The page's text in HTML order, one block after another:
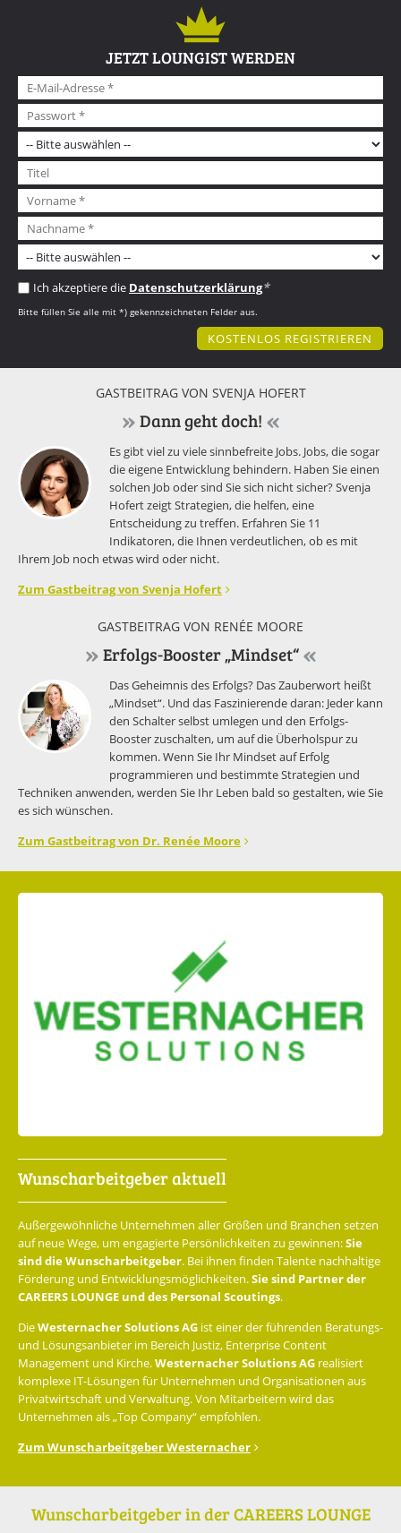
JETZT LOUNGIST WERDEN
Ich akzeptiere die Datenschutzerklärung*
Bitte füllen Sie alle mit *) gekennzeichneten Felder aus.
GASTBEITRAG VON SVENJA HOFERT
Dann geht doch!
Es gibt viel zu viele sinnbefreite Jobs. Jobs, die sogar
die eigene Entwicklung behindern. Haben Sie einen
solchen Job oder sind Sie sich nicht sicher? Svenja
Hofert zeigt Strategien, die helfen, eine
Entscheidung zu treffen. Erfahren Sie 11
Indikatoren, die Ihnen verdeutlichen, ob es mit
Ihrem Job noch etwas wird oder nicht.
Zum Gastbeitrag von Svenja Hofert
GASTBEITRAG VON RENÉE MOORE
Erfolgs-Booster „Mindset“
Das Geheimnis des Erfolgs? Das Zauberwort heißt
„Mindset“. Und das Faszinierende daran: Jeder kann
den Schalter selbst umlegen und den Erfolgs-
Booster zuschalten, um auf die Überholspur zu
kommen. Wenn Sie Ihr Mindset auf Erfolg
programmieren und bestimmte Strategien und
Techniken anwenden, werden Sie Ihr Leben bald so gestalten, wie Sie
es sich wünschen.
Zum Gastbeitrag von Dr. Renée Moore
Wunscharbeitgeber aktuell
Außergewöhnliche Unternehmen aller Größen und Branchen setzen
auf neue Wege, um engagierte Persönlichkeiten zu gewinnen:Sie
sind die Wunscharbeitgeber. Bei ihnen finden Talente nachhaltige
Förderung und Entwicklungsmöglichkeiten.Sie sind Partner der
CAREERS LOUNGE und des Personal Scoutings.
DieWesternacher Solutions AG ist einer der führenden Beratungs-
und Lösungsanbieter im Bereich Justiz, Enterprise Content
Management und Kirche.Westernacher Solutions AG realisiert
komplexe IT-Lösungen für Unternehmen und Organisationen aus
Privatwirtschaft und Verwaltung. Von Mitarbeitern wird das
Unternehmen als „Top Company“ empfohlen.
Zum Wunscharbeitgeber Westernacher
Wunscharbeitgeber in der CAREERS LOUNGE